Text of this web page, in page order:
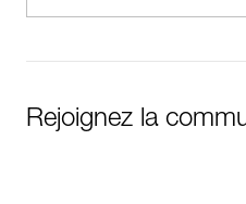
Rejoignez la